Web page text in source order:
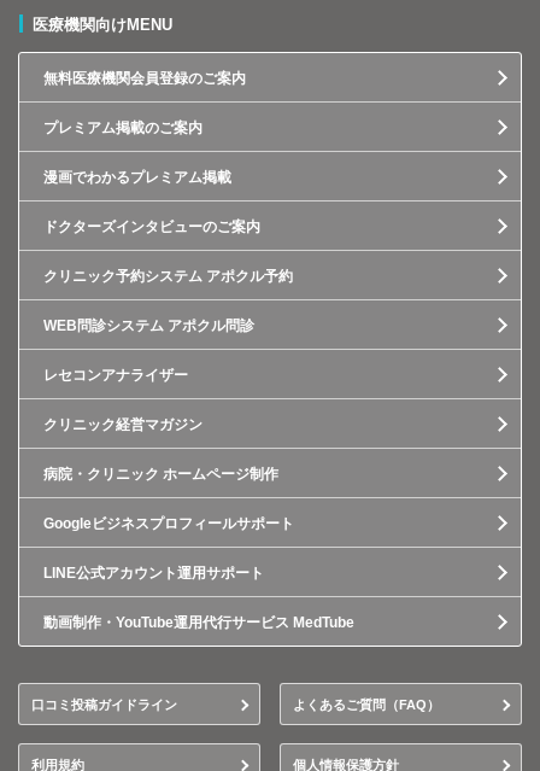
医療機関向けMENU
無料医療機関会員登録のご案内
プレミアム掲載のご案内
漫画でわかるプレミアム掲載
ドクターズインタビューのご案内
クリニック予約システム アポクル予約
WEB問診システム アポクル問診
レセコンアナライザー
クリニック経営マガジン
病院・クリニック ホームページ制作
Googleビジネスプロフィールサポート
LINE公式アカウント運用サポート
動画制作・YouTube運用代行サービス MedTube
口コミ投稿ガイドライン よくあるご質問（FAQ）
利用規約 個人情報保護方針